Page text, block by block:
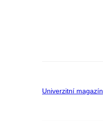
Univerzitní magazín